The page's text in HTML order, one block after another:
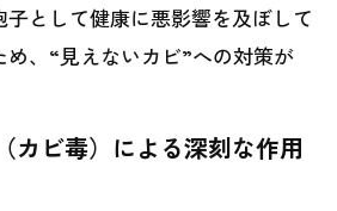
として健康に悪影響を及ぼして
め、“見えないカビ”への対策が
カビ毒）による深刻な作用